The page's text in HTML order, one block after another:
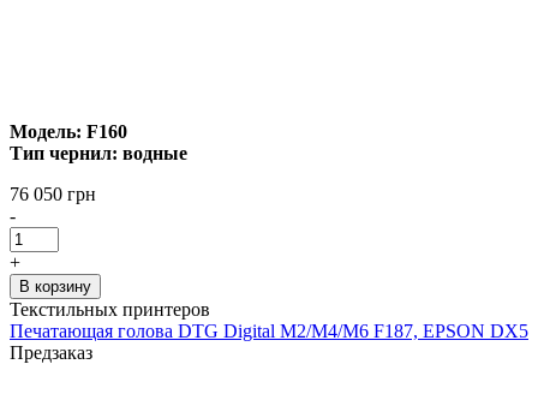
Модель: F160
Тип чернил: водные
76 050 грн
-
+
В корзину
Текстильных принтеров
Печатающая голова DTG Digital M2/M4/M6 F187, EPSON DX5
Предзаказ